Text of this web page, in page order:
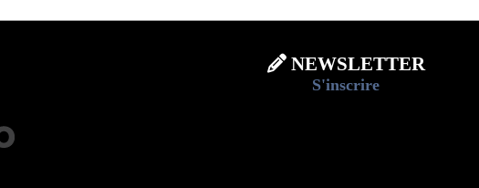
 NEWSLETTER
S'inscrire